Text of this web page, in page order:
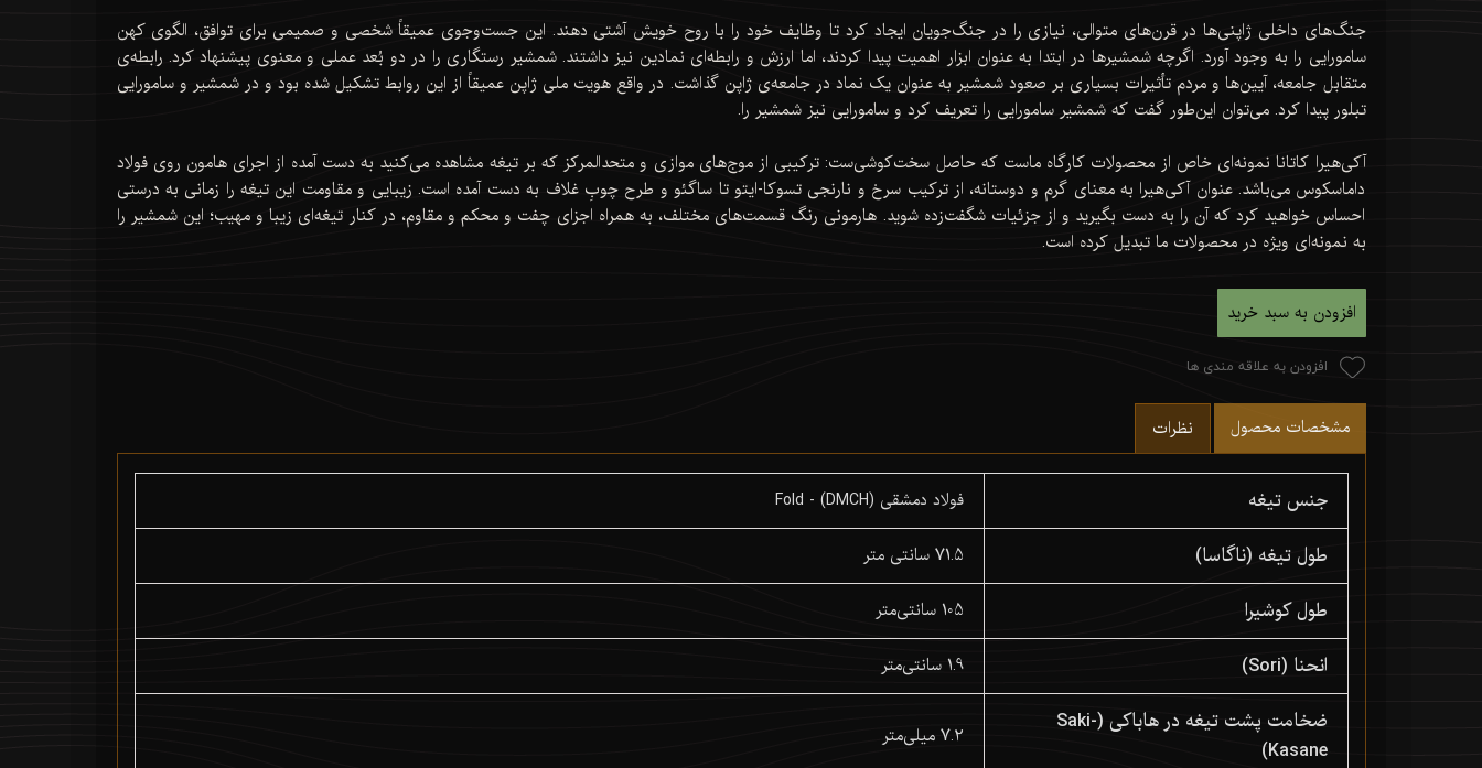
جنگ‌های داخلی ژاپنی‌ها در قرن‌های متوالی، نیازی را در جنگ‌جویان ایجاد کرد تا وظایف خود را با روح خویش آشتی دهند. این جست‌وجوی عمیقاً شخصی و صمیمی برای توافق، الگوی کهن
سامورایی را به وجود آورد. اگرچه شمشیرها در ابتدا به عنوان ابزار اهمیت پیدا کردند، اما ارزش و رابطه‌ای نمادین نیز داشتند. شمشیر رستگاری را در دو بُعد عملی و معنوی پیشنهاد کرد. رابطه‌ی
متقابل جامعه، آیین‌ها و مردم تأثیرات بسیاری بر صعود شمشیر به عنوان یک نماد در جامعه‌ی ژاپن گذاشت. در واقع هویت ملی ژاپن عمیقاً از این روابط تشکیل شده بود و در شمشیر و سامورایی
تبلور پیدا کرد. می‌توان این‌طور گفت که شمشیر سامورایی را تعریف کرد و سامورایی نیز شمشیر را.
آکی‌هیرا کاتانا نمونه‌ای خاص از محصولات کارگاه ماست که حاصل سخت‌کوشی‌ست: ترکیبی از موج‌های موازی و متحدالمرکز که بر تیغه مشاهده می‌کنید به دست آمده از اجرای هامون روی فولاد
داماسکوس می‌باشد. عنوان آکی‌هیرا به معنای گرم و دوستانه، از ترکیب سرخ و نارنجی تسوکا-ایتو تا ساگئو و طرح چوبِ غلاف به دست آمده است. زیبایی و مقاومت این تیغه را زمانی به درستی
احساس خواهید کرد که آن را به دست بگیرید و از جزئیات شگفت‌زده شوید. هارمونی رنگ قسمت‌های مختلف، به همراه اجزای چفت و محکم و مقاوم، در کنار تیغه‌ای زیبا و مهیب؛ این شمشیر را
به نمونه‌ای ویژه در محصولات ما تبدیل کرده است.
افزودن به سبد خرید
افزودن به علاقه مندی ها
مشخصات محصول نظرات
جنس تیغه فولاد دمشقی (DMCH) - Fold
طول تیغه (ناگاسا) 71.5 سانتی متر
طول کوشیرا 105 سانتی‌متر
انحنا (Sori) 1.9 سانتی‌متر
ضخامت پشت تیغه در هاباکی (Saki-
Kasane)
7.2 میلی‌متر